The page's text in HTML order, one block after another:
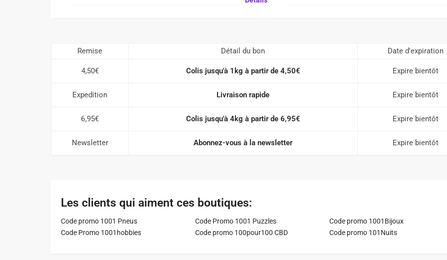
Remise Détail du bon Date d'expiration
4,50€ Colis jusqu'à 1kg à partir de 4,50€ Expire bientôt
Expedition Livraison rapide Expire bientôt
6,95€ Colis jusqu'à 4kg à partir de 6,95€ Expire bientôt
Newsletter Abonnez-vous à la newsletter Expire bientôt
Les clients qui aiment ces boutiques:
Code promo 1001 Pneus Code Promo 1001 Puzzles
Code promo 1001Bijoux
Code Promo 1001hobbies
Code promo 100pour100 CBD Code promo 101Nuits